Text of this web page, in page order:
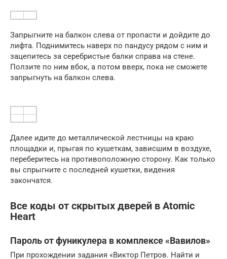
Запрыгните на балкон слева от пропасти и дойдите до
лифта. Поднимитесь наверх по пандусу рядом с ним и
зацепитесь за серебристые балки справа на стене.
Ползите по ним вбок, а потом вверх, пока не сможете
запрыгнуть на балкон слева.
Далее идите до металлической лестницы на краю
площадки и, прыгая по кушеткам, зависшим в воздухе,
переберитесь на противоположную сторону. Как только
вы спрыгните с последней кушетки, видения
закончатся.
Все коды от скрытых дверей в Atomic
Heart
Пароль от фуникулера в комплексе «Вавилов»
При прохождении задания «Виктор Петров. Найти и